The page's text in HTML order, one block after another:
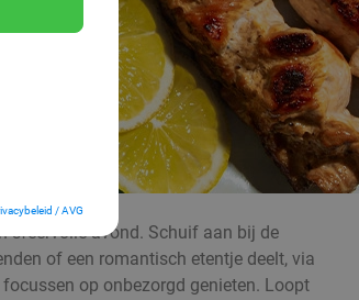
/ AVG
sfeervolle avond. Schuif aan bij de
of een romantisch etentje deelt, via
op onbezorgd genieten. Loopt